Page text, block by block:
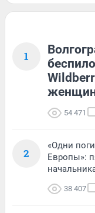
1
54 471
2
«Одни
Европы»:
38 407